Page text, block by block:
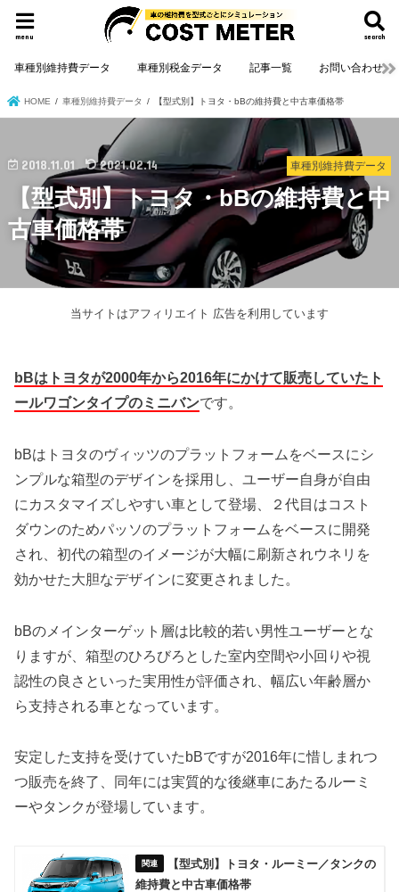
search
menu
車種別維持費データ 車種別税金データ 記事一覧 お問い合わせ
HOME 車種別維持費データ 【型式別】トヨタ・bBの維持費と中古車価格帯
車種別維持費データ
2018.11.01 2021.02.14
【型式別】トヨタ・bBの維持費と中
古車価格帯
当サイトはアフィリエイト 広告を利用しています
bBはトヨタが2000年から2016年にかけて販売していたト
ールワゴンタイプのミニバンです。
bBはトヨタのヴィッツのプラットフォームをベースにシ
ンプルな箱型のデザインを採用し、ユーザー自身が自由
にカスタマイズしやすい車として登場、２代目はコスト
ダウンのためパッソのプラットフォームをベースに開発
され、初代の箱型のイメージが大幅に刷新されウネリを
効かせた大胆なデザインに変更されました。
bBのメインターゲット層は比較的若い男性ユーザーとな
りますが、箱型のひろびろとした室内空間や小回りや視
認性の良さといった実用性が評価され、幅広い年齢層か
ら支持される車となっています。
安定した支持を受けていたbBですが2016年に惜しまれつ
つ販売を終了、同年には実質的な後継車にあたるルーミ
ーやタンクが登場しています。
【型式別】トヨタ・ルーミー／タンクの
維持費と中古車価格帯